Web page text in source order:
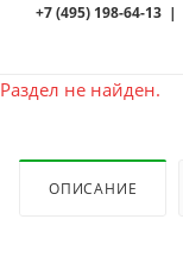
+7 (495) 198-64-13 |
Раздел не найден.
ОПИСАНИЕ